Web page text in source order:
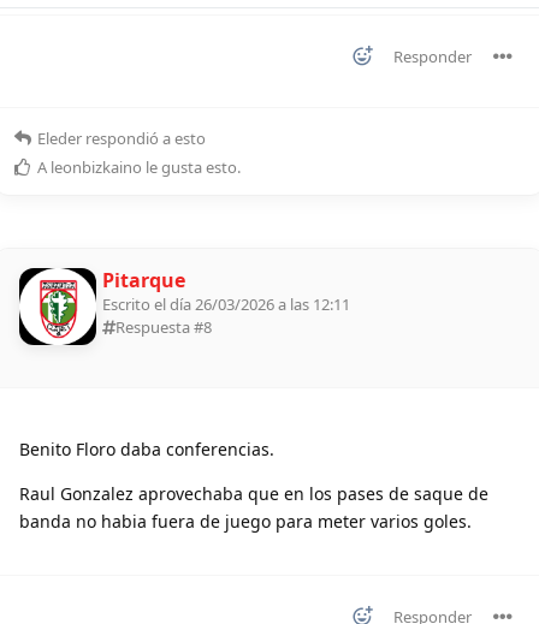
Responder
Eleder respondió a esto
A leonbizkaino le gusta esto.
Pitarque
Escrito el día 26/03/2026 a las 12:11
Respuesta #8
Benito Floro daba conferencias.
Raul Gonzalez aprovechaba que en los pases de saque de
banda no habia fuera de juego para meter varios goles.
Responder